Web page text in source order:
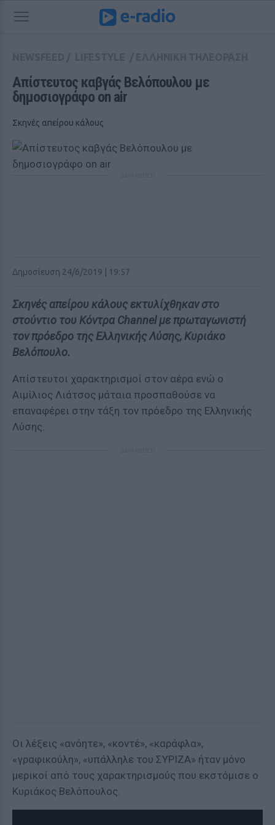
Απίστευτος καβγάς Βελόπουλου με
δημοσιογράφο on air
Σκηνές απείρου κάλους
Δημοσίευση 24/6/2019 | 19:57
Σκηνές απείρου κάλους εκτυλίχθηκαν στο
στούντιο του Κόντρα Channel με πρωταγωνιστή
τον πρόεδρο της Ελληνικής Λύσης, Κυριάκο
Βελόπουλο.
Aπίστευτοι χαρακτηρισμοί στον αέρα ενώ ο
Αιμίλιος Λιάτσος μάταια προσπαθούσε να
επαναφέρει στην τάξη τον πρόεδρο της Ελληνικής
Λύσης.
Οι λέξεις «ανόητε», «κοντέ», «καράφλα»,
«γραφικούλη», «υπάλληλε του ΣΥΡΙΖΑ» ήταν μόνο
μερικοί από τους χαρακτηρισμούς που εκστόμισε ο
Κυριάκος Βελόπουλος.